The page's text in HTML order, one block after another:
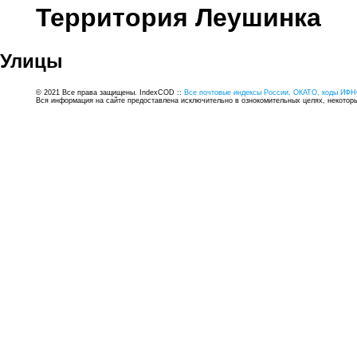
Территория Леушинка
Улицы
© 2021 Все права защищены. IndexCOD :: Все почтовые индексы России, ОКАТО, коды
Вся информация на сайте предоставлена исключительно в ознокомительных целях,